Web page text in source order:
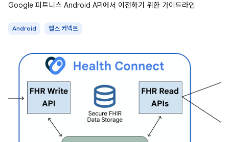
Google 피트니스 Android API에서 이전하기 위한 가이드라인
Android 헬스 커넥트